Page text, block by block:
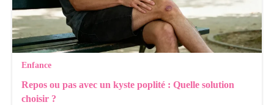
Enfance
Repos ou pas avec un kyste poplité : Quelle solution
choisir ?